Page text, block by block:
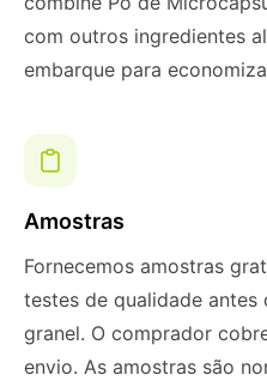
com outros ingredientes
embarque para
Amostras
Fornecemos amostras
testes de qualidade
granel. O comprador
envio. As amostras são